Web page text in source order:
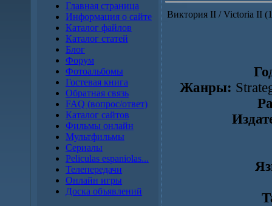
Главная страница
Информация о сайте
Каталог файлов
Каталог статей
Блог
Форум
Фотоальбомы
Гостевая книга
Обратная связь
FAQ (вопрос/ответ)
Каталог сайтов
Фильмы онлайн
Мультфильмы
Сериалы
Peliculas espaniolas...
Телепередачи
Онлайн игры
Доска объявлений
Виктория II / Victoria II
Жанры: